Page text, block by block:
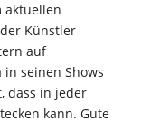
aktuellen
Künstler
auf
in seinen Shows
dass in jeder
kann. Gute